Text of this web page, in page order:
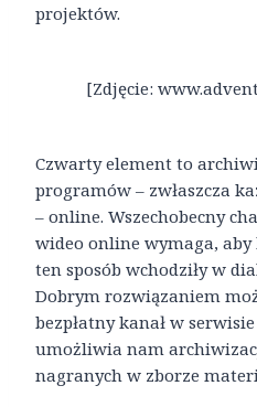
projektów.
[Zdjęcie:
Czwarty element to
programów – zwłaszcza
– online. Wszechobecny
wideo online wymaga, aby
ten sposób wchodziły w
Dobrym rozwiązaniem
bezpłatny kanał w
umożliwia nam
nagranych w zborze